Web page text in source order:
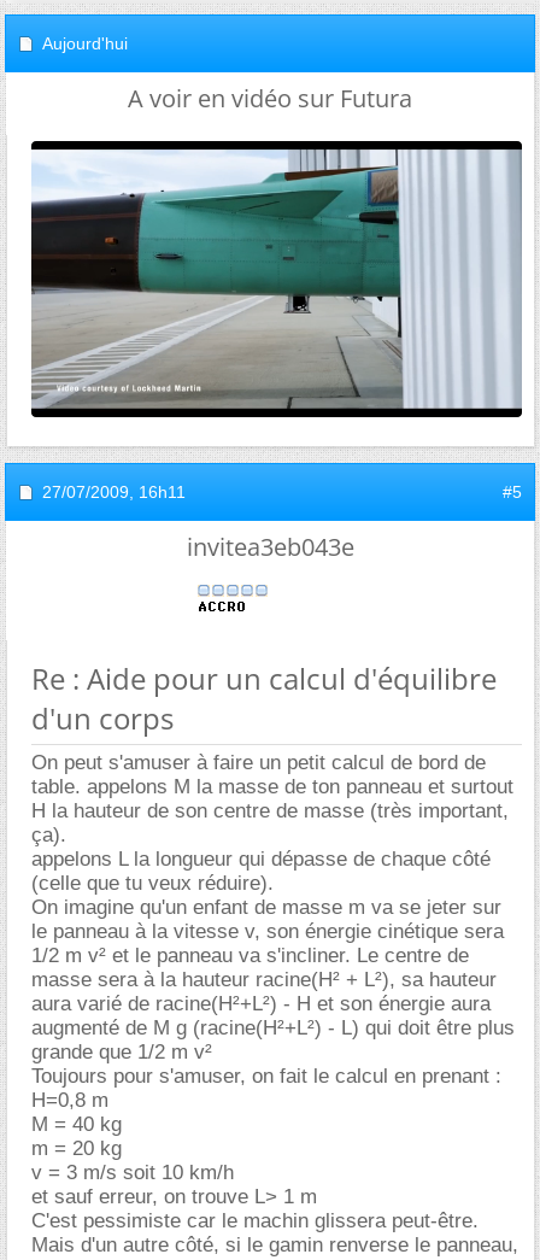
Aujourd'hui
A voir en vidéo sur Futura
27/07/2009, 16h11 #5
invitea3eb043e
Re : Aide pour un calcul d'équilibre
d'un corps
On peut s'amuser à faire un petit calcul de bord de
table. appelons M la masse de ton panneau et surtout
H la hauteur de son centre de masse (très important,
ça).
appelons L la longueur qui dépasse de chaque côté
(celle que tu veux réduire).
On imagine qu'un enfant de masse m va se jeter sur
le panneau à la vitesse v, son énergie cinétique sera
1/2 m v² et le panneau va s'incliner. Le centre de
masse sera à la hauteur racine(H² + L²), sa hauteur
aura varié de racine(H²+L²) - H et son énergie aura
augmenté de M g (racine(H²+L²) - L) qui doit être plus
grande que 1/2 m v²
Toujours pour s'amuser, on fait le calcul en prenant :
H=0,8 m
M = 40 kg
m = 20 kg
v = 3 m/s soit 10 km/h
et sauf erreur, on trouve L> 1 m
C'est pessimiste car le machin glissera peut-être.
Mais d'un autre côté, si le gamin renverse le panneau,